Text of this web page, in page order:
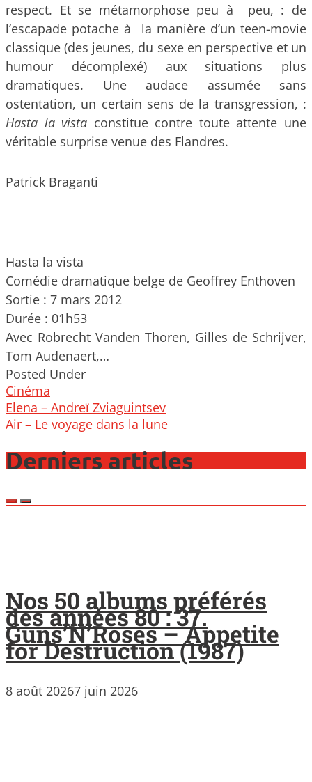
respect. Et se métamorphose peu à peu, : de
l’escapade potache à la manière d’un teen-movie
classique (des jeunes, du sexe en perspective et un
humour décomplexé) aux situations plus
dramatiques. Une audace assumée sans
ostentation, un certain sens de la transgression, :
Hasta la vista constitue contre toute attente une
véritable surprise venue des Flandres.
Patrick Braganti
Hasta la vista
Comédie dramatique belge de Geoffrey Enthoven
Sortie : 7 mars 2012
Durée : 01h53
Avec Robrecht Vanden Thoren, Gilles de Schrijver,
Tom Audenaert,…
Posted Under
Cinéma
Post
navigation
Elena – Andreï Zviaguintsev
Air – Le voyage dans la lune
Derniers articles
Nos 50 albums préférés
des années 80 : 37.
Guns’N’Roses – Appetite
for Destruction (1987)
8 août 20267 juin 2026